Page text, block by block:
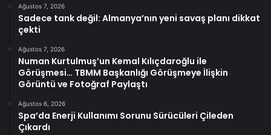
Ağustos 7, 2026
Sadece tank değil: Almanya’nın yeni savaş planı dikkat
çekti
Ağustos 7, 2026
Numan Kurtulmuş’un Kemal Kılıçdaroğlu ile
Görüşmesi… TBMM Başkanlığı Görüşmeye İlişkin
Görüntü ve Fotoğraf Paylaştı
Ağustos 6, 2026
Spa’da Enerji Kullanımı Sorunu Sürücüleri Çileden
Çıkardı